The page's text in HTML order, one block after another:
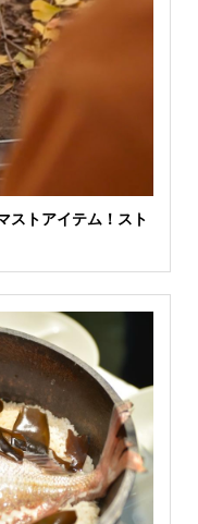
ストアイテム！スト